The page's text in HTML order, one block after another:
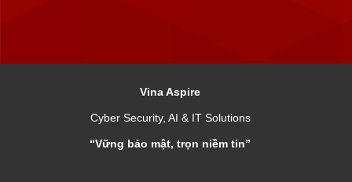
Vina Aspire
Cyber Security, AI & IT Solutions
“Vững bảo mật, trọn niềm tin”